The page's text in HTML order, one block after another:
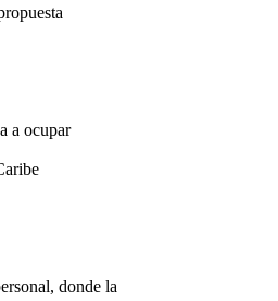
a ocupar
donde la